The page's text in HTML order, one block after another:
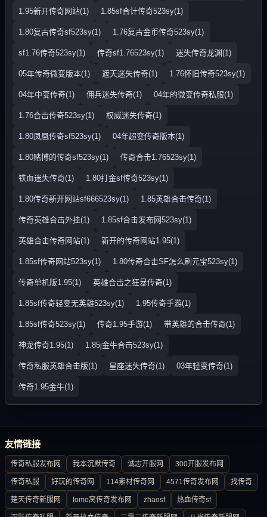
1.95新开传奇网站(1) 1.85sf合计传奇523sy(1)
1.80复古传奇sf523sy(1) 1.76复古金币传奇523sy(1)
sf1.76传奇523sy(1) 传奇sf1.76523sy(1) 迷失传奇龙渊(1)
05年传奇微变版本(1) 遮天迷失传奇(1) 1.76怀旧传奇523sy(1)
04年中变传奇(1) 佣兵迷失传奇(1) 04年的微变传奇私服(1)
1.76合击传奇523sy(1) 权威迷失传奇(1)
1.80凤凰传奇sf523sy(1) 04年超变传奇版本(1)
1.80赌博的传奇sf523sy(1) 传奇合击1.76523sy(1)
铁血迷失传奇(1) 1.80打金sf传奇523sy(1)
1.80传奇新开网站sf666523sy(1) 1.85英雄合击传奇(1)
传奇英雄合击外挂(1) 1.85sf合击发布网523sy(1)
英雄合击传奇网站(1) 新开的传奇网站1.95(1)
1.85sf传奇网站523sy(1) 1.80传奇合击SF怎么刷元宝523sy(1)
传奇单机版1.95(1) 英雄合击之狂暴传奇(1)
1.85sf传奇轻变无英雄523sy(1) 1.95传奇手游(1)
1.85sf传奇523sy(1) 传奇1.95手游(1) 带英雄的合击传奇(1)
神龙传奇1.95(1) 1.85j金牛合击523sy(1)
传奇私服英雄合击版(1) 星座迷失传奇(1) 03年轻变传奇(1)
传奇1.95金牛(1)
友情链接
传奇私服发布网 我本沉默传奇 诚志开服网 300开服发布网
传奇私服 好玩的传奇网 114素材传奇网 4571传奇发布网 找传奇
楚天传奇新服网 lomo窝传奇发布网 zhaosf 热血传奇sf